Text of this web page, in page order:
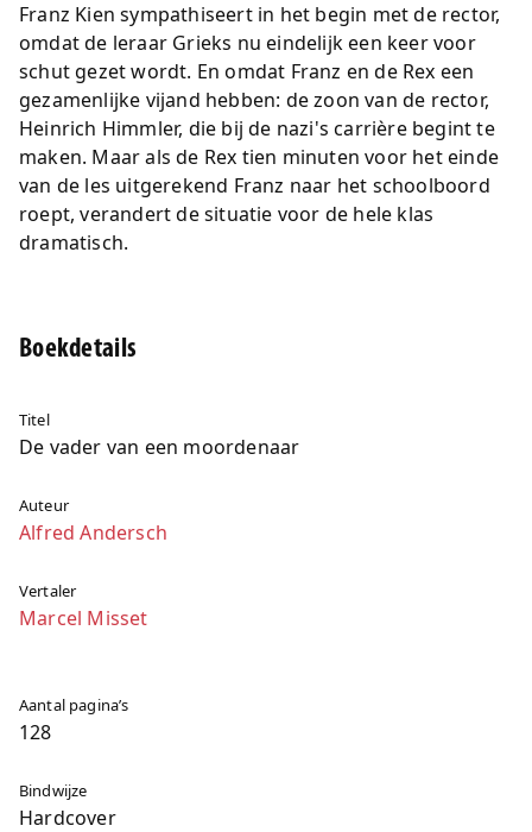
Franz Kien sympathiseert in het begin met de rector,
omdat de leraar Grieks nu eindelijk een keer voor
schut gezet wordt. En omdat Franz en de Rex een
gezamenlijke vijand hebben: de zoon van de rector,
Heinrich Himmler, die bij de nazi's carrière begint te
maken. Maar als de Rex tien minuten voor het einde
van de les uitgerekend Franz naar het schoolboord
roept, verandert de situatie voor de hele klas
dramatisch.
Boekdetails
Titel
De vader van een moordenaar
Auteur
Alfred Andersch
Vertaler
Marcel Misset
Aantal pagina’s
128
Bindwijze
Hardcover